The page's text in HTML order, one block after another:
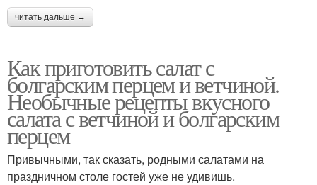
читать дальше →
Как приготовить салат с
болгарским перцем и ветчиной.
Необычные рецепты вкусного
салата с ветчиной и болгарским
перцем
Привычными, так сказать, родными салатами на
праздничном столе гостей уже не удивишь.